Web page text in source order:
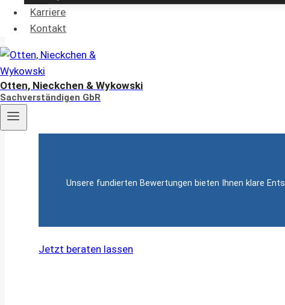
Karriere
Kontakt
Otten, Nieckchen & Wykowski
Sachverständigen GbR
für die
Bei uns erhalten Sie präzise und professionelle
Unsere fundierten Bewertungen bieten Ihnen klare
Jetzt beraten lassen